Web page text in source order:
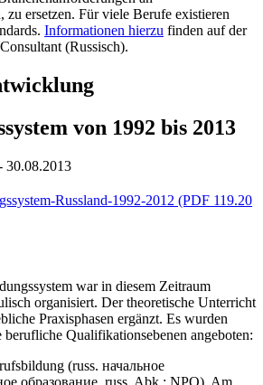
ersetzen. Für viele Berufe existieren
Informationen hierzu finden auf der
(Russisch).
von 1992 bis 2013
30.08.2013
Russland-1992-2012 (PDF 119.20
war in diesem Zeitraum
organisiert. Der theoretische Unterricht
Praxisphasen ergänzt. Es wurden
Qualifikationsebenen angeboten:
(russ. начальное